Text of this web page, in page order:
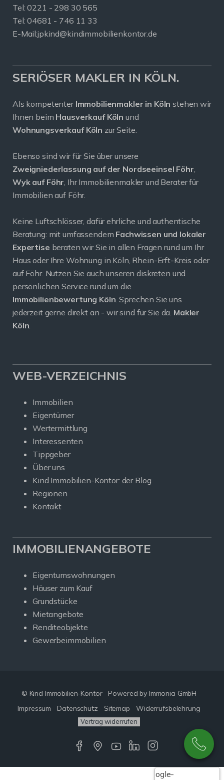
Tel: 0221 - 298 30 565
Tel: 04681 - 746 11 33
E-Mail:jpkind@kindimmobilienkontor.de
SERIÖSER MAKLER IN KÖLN.
Als kompetenter Immobilienmakler in Köln stehen wir
Ihnen beim Hausverkauf Köln und
Wohnungsverkauf Köln zur Seite.
Ebenso sind wir für Sie über unsere
Zweigniederlassung auf der Nordseeinsel Föhr,
Wyk auf Föhr, Ihr Immobilienmakler und Berater für
Immobilien auf Föhr.
Keine Luftschlösser, dafür ehrliche und authentische
Beratung: mit umfassendem Fachwissen und lokaler
Expertise beraten wir Sie in allen Fragen rund um Ihr
Haus oder Ihre Wohnung in Köln, Rhein-Erft-Kreis oder
auf Föhr. Nutzen Sie auch unseren diskreten und
persönlichen Service rund um die
Immobilienbewertung Köln. Sprechen Sie uns
jederzeit gerne direkt an - wir sind für Sie da. Makler
Köln.
WEB-VERZEICHNIS
Immobilien
Eigentümer
Wertermittlung
Interessenten
Tippgeber
Über uns
Kind Immobilien-Kontor: der Blog
Regionen
Kontakt
IMMOBILIENANGEBOTE
Eigentumswohnungen
Häuser zum Kauf
Grundstücke
Mietangebote
Renditeobjekte
Gewerbeimmobilien
© Kind Immobilien-Kontor
Powered by Immonia GmbH
Impressum
Datenschutz Sitemap Widerrufsbelehrung
Vertrag widerrufen
Google-